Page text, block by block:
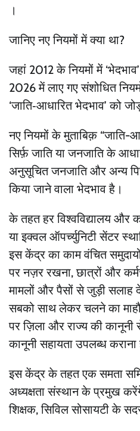
।
जानिए नए नियमों में क्या था?
जहां 2012 के नियमों में
2026 में लाए गए संशोधित
‘जाति‑आधारित भेदभाव’ को
नए नियमों के मुताबिक़ “जाति-
सिर्फ़ जाति या जनजाति के
अनुसूचित जनजाति और अन्य
किया जाने वाला भेदभाव है।
के तहत हर विश्वविद्यालय
या इक्वल ऑपर्च्युनिटी सेंटर
इस केंद्र का काम वंचित
पर नज़र रखना, छात्रों और
मामलों और पैसों से जुड़ी सलाह
सबको साथ लेकर चलने का
पर ज़िला और राज्य की
कानूनी सहायता उपलब्ध कराना
इस केंद्र के तहत एक समता
अध्यक्षता संस्थान के प्रमुख
शिक्षक, सिविल सोसायटी के